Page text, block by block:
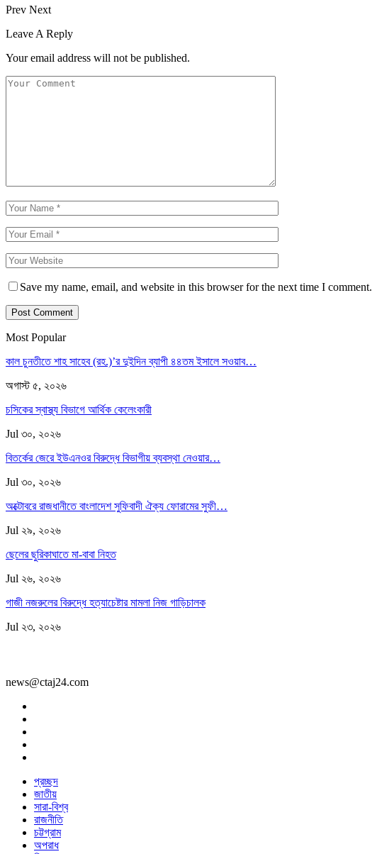
Prev Next
Leave A Reply
Your email address will not be published.
Save my name, email, and website in this browser for the next time I comment.
Most Popular
কাল চুনতীতে শাহ সাহেব (রহ.)’র দুইদিন ব্যাপী ৪৪তম ইসালে সওয়াব…
অগাস্ট ৫, ২০২৬
চসিকের স্বাস্থ্য বিভাগে আর্থিক কেলেংকারী
Jul ৩০, ২০২৬
বিতর্কের জেরে ইউএনওর বিরুদ্ধে বিভাগীয় ব্যবস্থা নেওয়ার…
Jul ৩০, ২০২৬
অক্টোবরে রাজধানীতে বাংলাদেশ সুফিবাদী ঐক্য ফোরামের সুফী…
Jul ২৯, ২০২৬
ছেলের ছুরিকাঘাতে মা-বাবা নিহত
Jul ২৬, ২০২৬
গাজী নজরুলের বিরুদ্ধে হত্যাচেষ্টার মামলা নিজ গাড়িচালক
Jul ২৩, ২০২৬
news@ctaj24.com
প্রচ্ছদ
জাতীয়
সারা-বিশ্ব
রাজনীতি
চট্টগ্রাম
অপরাধ